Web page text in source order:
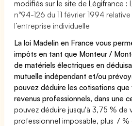
modifiés sur le site de Légifrance :
n°94-126 du 11 février 1994
l’entreprise individuelle
La loi Madelin en France vous
impôts en tant que Monteur /
de matériels électriques en
mutuelle indépendant et/ou
pouvez déduire les cotisations
revenus professionnels, dans une
pouvez déduire jusqu'à 3,75 % de
professionnel imposable, plus 7